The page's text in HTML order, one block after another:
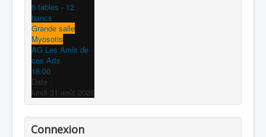
6 tables - 12
bancs
Grande salle
Myosotis
AG Les Amis de
ces Arts
18:00
Date :
lundi 31 août 2026
Connexion